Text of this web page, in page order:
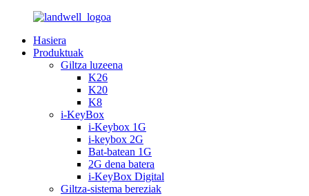
Hasiera
Produktuak
Giltza luzeena
K26
K20
K8
i-KeyBox
i-Keybox 1G
i-keybox 2G
Bat-batean 1G
2G dena batera
i-KeyBox Digital
Giltza-sistema bereziak